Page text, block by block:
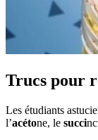
Trucs pour
Les étudiants
l’acétone, le succi